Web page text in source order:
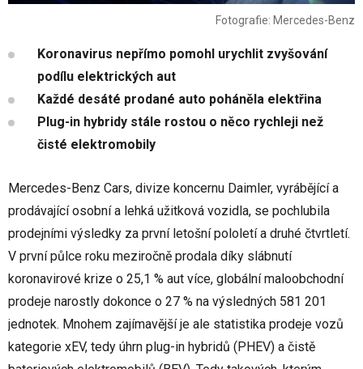
Fotografie: Mercedes-Benz
Koronavirus nepřímo pomohl urychlit zvyšování
podílu elektrických aut
Každé desáté prodané auto poháněla elektřina
Plug-in hybridy stále rostou o něco rychleji než
čisté elektromobily
Mercedes-Benz Cars, divize koncernu Daimler, vyrábějící a
prodávající osobní a lehká užitková vozidla, se pochlubila
prodejními výsledky za první letošní pololetí a druhé čtvrtletí.
V první půlce roku meziročně prodala díky slábnutí
koronavirové krize o 25,1 % aut více, globální maloobchodní
prodeje narostly dokonce o 27 % na výsledných 581 201
jednotek. Mnohem zajímavější je ale statistika prodeje vozů
kategorie xEV, tedy úhrn plug-in hybridů (PHEV) a čistě